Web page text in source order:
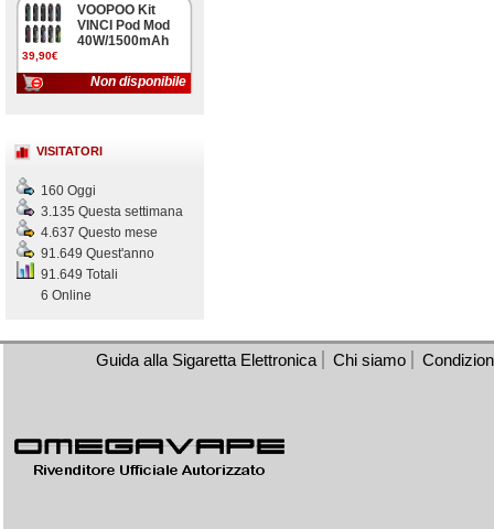
39,90€
VOOPOO Kit
VINCI Pod Mod
40W/1500mAh
Non disponibile
VISITATORI
160 Oggi
3.135 Questa settimana
4.637 Questo mese
91.649 Quest'anno
91.649 Totali
6 Online
Guida alla Sigaretta Elettronica Chi siamo